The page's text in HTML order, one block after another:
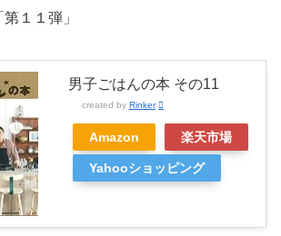
１１弾」
男子ごはんの本 その11
created by Rinker
Amazon 楽天市場
Yahooショッピング